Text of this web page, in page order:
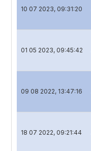
10 07 2023, 09:31:20
01 05 2023, 09:45:42
09 08 2022, 13:47:16
18 07 2022, 09:21:44